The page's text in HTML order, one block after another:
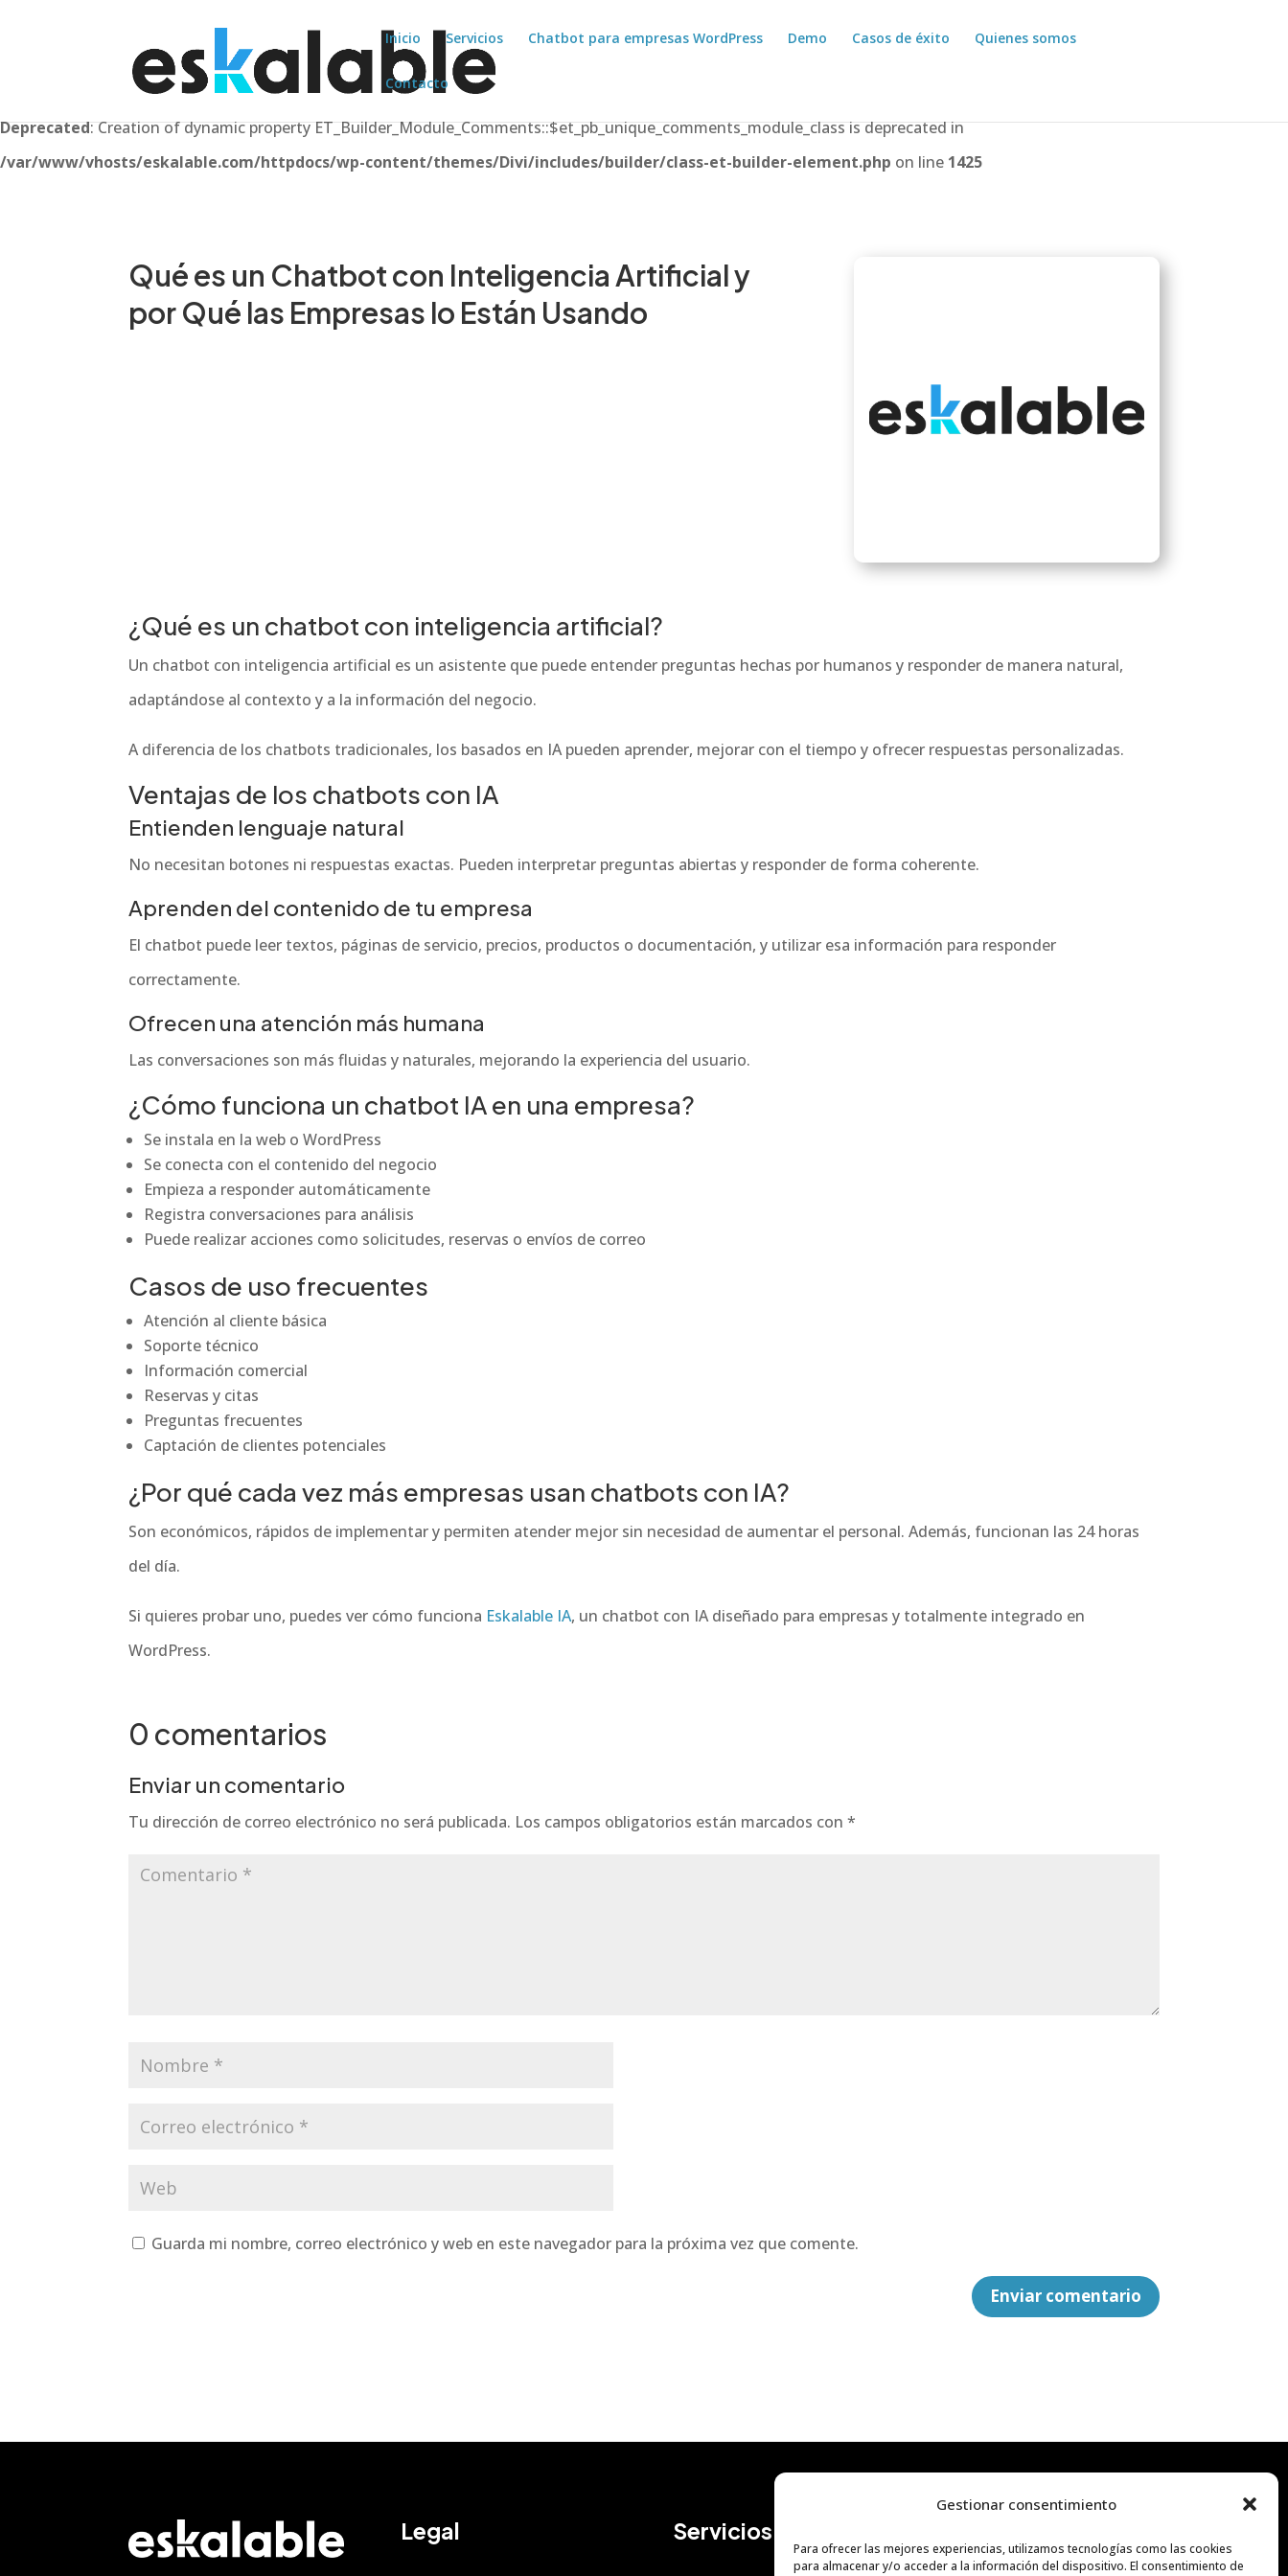
Gestionar consentimiento
Para ofrecer las mejores experiencias, utilizamos tecnologías como las cookies
para almacenar y/o acceder a la información del dispositivo. El consentimiento de
Inicio Servicios Chatbot para empresas WordPress Demo Casos de éxito Quienes somos
Contacto
Deprecated: Creation of dynamic property ET_Builder_Module_Comments::$et_pb_unique_comments_module_class is deprecated in
/var/www/vhosts/eskalable.com/httpdocs/wp-content/themes/Divi/includes/builder/class-et-builder-element.php on line 1425
Qué es un Chatbot con Inteligencia Artificial y
por Qué las Empresas lo Están Usando
¿Qué es un chatbot con inteligencia artificial?
Un chatbot con inteligencia artificial es un asistente que puede entender preguntas hechas por humanos y responder de manera natural,
adaptándose al contexto y a la información del negocio.
A diferencia de los chatbots tradicionales, los basados en IA pueden aprender, mejorar con el tiempo y ofrecer respuestas personalizadas.
Ventajas de los chatbots con IA
Entienden lenguaje natural
No necesitan botones ni respuestas exactas. Pueden interpretar preguntas abiertas y responder de forma coherente.
Aprenden del contenido de tu empresa
El chatbot puede leer textos, páginas de servicio, precios, productos o documentación, y utilizar esa información para responder
correctamente.
Ofrecen una atención más humana
Las conversaciones son más fluidas y naturales, mejorando la experiencia del usuario.
¿Cómo funciona un chatbot IA en una empresa?
Se instala en la web o WordPress
Se conecta con el contenido del negocio
Empieza a responder automáticamente
Registra conversaciones para análisis
Puede realizar acciones como solicitudes, reservas o envíos de correo
Casos de uso frecuentes
Atención al cliente básica
Soporte técnico
Información comercial
Reservas y citas
Preguntas frecuentes
Captación de clientes potenciales
¿Por qué cada vez más empresas usan chatbots con IA?
Son económicos, rápidos de implementar y permiten atender mejor sin necesidad de aumentar el personal. Además, funcionan las 24 horas
del día.
Si quieres probar uno, puedes ver cómo funciona Eskalable IA, un chatbot con IA diseñado para empresas y totalmente integrado en
WordPress.
0 comentarios
Enviar un comentario
Tu dirección de correo electrónico no será publicada. Los campos obligatorios están marcados con*
Guarda mi nombre, correo electrónico y web en este navegador para la próxima vez que comente.
Enviar comentario
Legal Servicios